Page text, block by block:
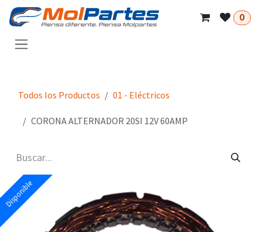
Ir al contenido
0
Todos los Productos 01 - Eléctricos
CORONA ALTERNADOR 20SI 12V 60AMP
Disponible
Disponible